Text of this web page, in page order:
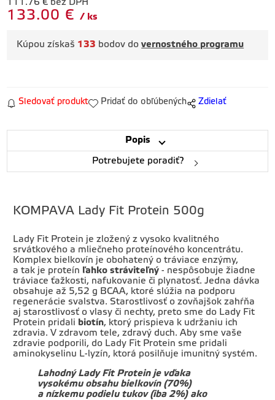
111.76 € bez DPH
133.00 € ks
Kúpou získaš 133 bodov dovernostného programu
Sledovať produkt Pridať do obľúbených Zdielať
Popis
Potrebujete poradiť?
KOMPAVA Lady Fit Protein 500g
Lady Fit Protein je zložený z vysoko kvalitného
srvátkového a mliečneho proteínového koncentrátu.
Komplex bielkovín je obohatený o tráviace enzýmy,
a tak je proteín ľahko stráviteľný - nespôsobuje žiadne
tráviace ťažkosti, nafukovanie či plynatosť. Jedna dávka
obsahuje až 5,52 g BCAA, ktoré slúžia na podporu
regenerácie svalstva. Starostlivosť o zovňajšok zahŕňa
aj starostlivosť o vlasy či nechty, preto sme do Lady Fit
Protein pridali biotín, ktorý prispieva k udržaniu ich
zdravia. V zdravom tele, zdravý duch. Aby sme vaše
zdravie podporili, do Lady Fit Protein sme pridali
aminokyselinu L-lyzín, ktorá posilňuje imunitný systém.
Lahodný Lady Fit Protein je vďaka
vysokému obsahu bielkovín (70%)
a nízkemu podielu tukov (iba 2%) ako